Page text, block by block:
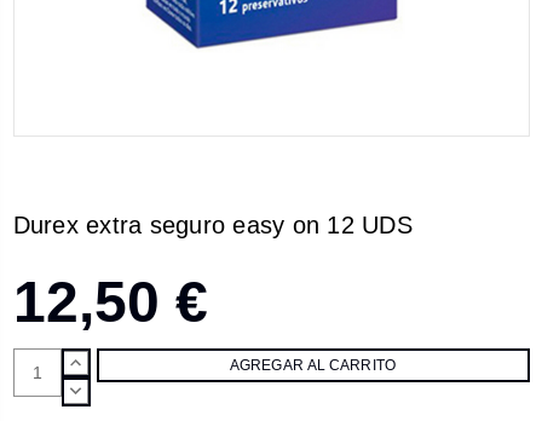
Durex extra seguro easy on 12 UDS
12,50 €
AUMENTAR
CANTIDAD:
DISMINUIR